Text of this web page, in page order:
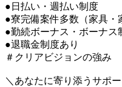
●日払い・週払い制度
●寮完備案件多数（家具・
●勤続ボーナス・ボーナス
●退職金制度あり
＃クリアビジョンの強み
＼あなたに寄り添うサポ